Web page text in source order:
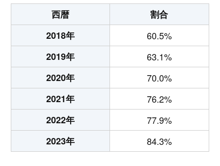
西暦
割合
2018年
60.5%
2019年
63.1%
2020年
70.0%
2021年
76.2%
2022年
77.9%
2023年
84.3%